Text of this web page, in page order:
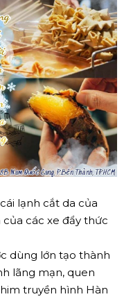
lạnh cắt da của
các xe đẩy thức
dùng lớn tạo thành
lãng mạn, quen
truyền hình Hàn